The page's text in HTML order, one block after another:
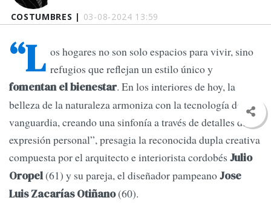
COSTUMBRES | 03-08-2024 13:59
“L os hogares no son solo espacios para vivir, sino
refugios que reflejan un estilo único y
fomentan el bienestar. En los interiores de hoy, la
belleza de la naturaleza armoniza con la tecnología de
vanguardia, creando una sinfonía a través de detalles de
expresión personal”, presagia la reconocida dupla creativa
compuesta por el arquitecto e interiorista cordobés Julio
Oropel(61) y su pareja, el diseñador pampeanoJose
Luis Zacarías Otiñano(60).